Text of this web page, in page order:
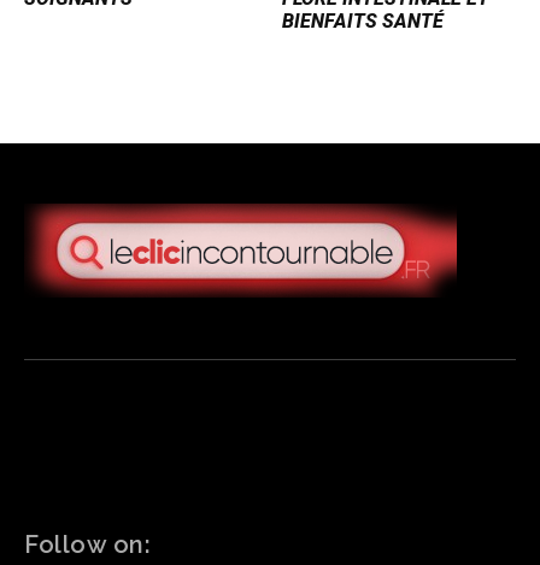
BIENFAITS SANTÉ
Follow on: